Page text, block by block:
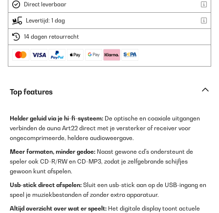
Direct leverbaar
Levertijd: 1 dag
14 dagen retourrecht
Top features
Helder geluid via je hi-fi-systeem: De optische en coaxiale uitgangen
verbinden de auna Art22 direct met je versterker of receiver voor
ongecomprimeerde, heldere audioweergave.
Meer formaten, minder gedoe: Naast gewone cd's ondersteunt de
speler ook CD-R/RW en CD-MP3, zodat je zelfgebrande schijfjes
gewoon kunt afspelen.
Usb-stick direct afspelen: Sluit een usb-stick aan op de USB-ingang en
speel je muziekbestanden af zonder extra apparatuur.
Altijd overzicht over wat er speelt: Het digitale display toont actuele